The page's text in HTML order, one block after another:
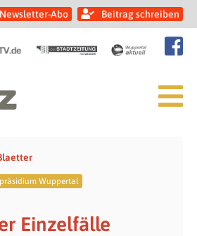
Newsletter-Abo Beitrag schreiben
Wuppertal
Einzelfälle